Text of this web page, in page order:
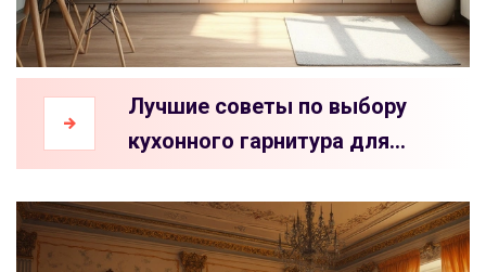
Лучшие советы по выбору
кухонного гарнитура для
маленькой кухни